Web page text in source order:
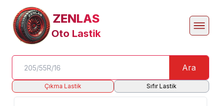
ZENLAS
Oto Lastik
Ara
Çıkma Lastik Sıfır Lastik